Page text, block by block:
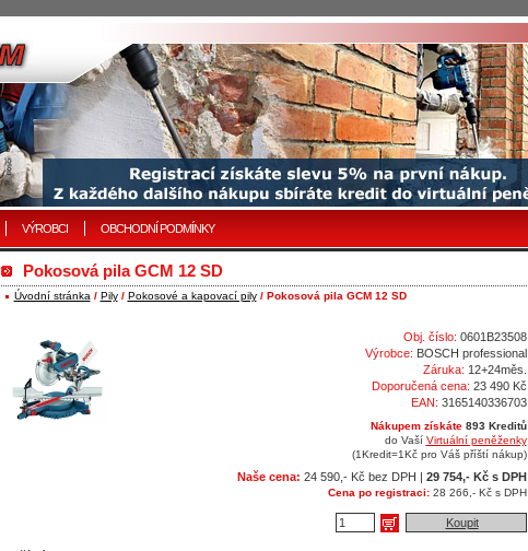
VÝROBCI OBCHODNÍ PODMÍNKY
Pokosová pila GCM 12 SD
Úvodní stránka / Pily/ Pokosové a kapovací pily/ Pokosová pila GCM 12 SD
Obj. číslo: 0601B23508
Výrobce: BOSCH professional
Záruka: 12+24měs.
Doporučená cena: 23 490 Kč
EAN: 3165140336703
Nákupem získáte893 Kreditů
do Vaší Virtuální peněženky
(1Kredit=1Kč pro Váš příští nákup)
Naše cena: 24 590,- Kč bez DPH | 29 754,- Kč s DPH
Cena po registraci:28 266,- Kč s DPH
Koupit